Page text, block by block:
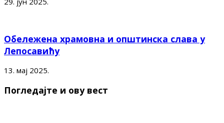
Обележена храмовна и општинска слава у
Лепосавићу
13. мај 2025.
Погледајте и ову вест